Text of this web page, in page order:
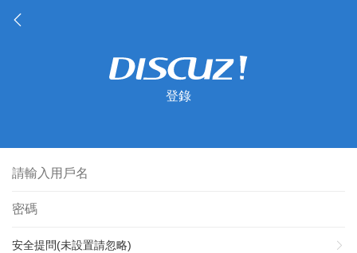
登錄
安全提問(未設置請忽略)